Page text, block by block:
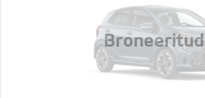
Broneeritud